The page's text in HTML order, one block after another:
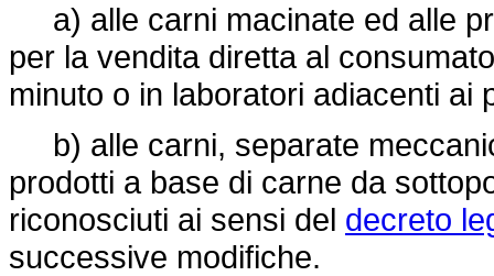
a) alle carni macinate ed alle
per la vendita diretta al
minuto o in laboratori adiacenti ai
b) alle carni, separate
prodotti a base di carne da
riconosciuti ai sensi del decreto
successive modifiche.